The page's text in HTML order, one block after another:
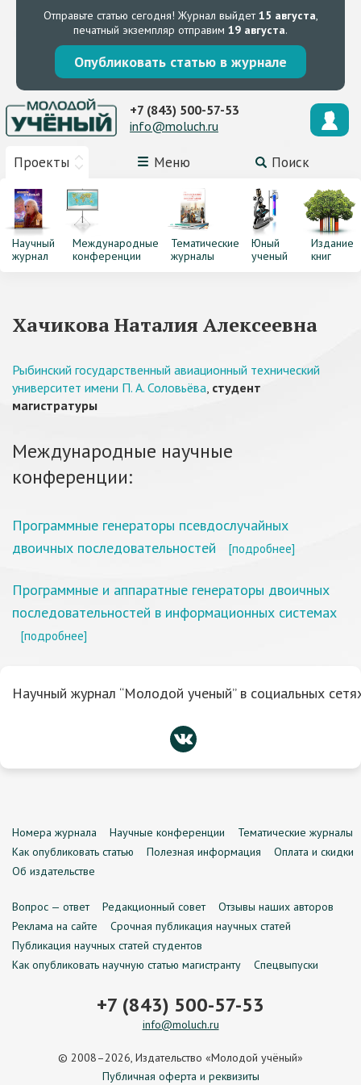
Отправьте статью сегодня! Журнал выйдет15 августа,
печатный экземпляр отправим 19 августа.
Опубликовать статью в журнале
Проекты Меню Поиск
+7 (843) 500-57-53
info@moluch.ru
Научный
журнал
Международные
конференции
Тематические
журналы
Юный
ученый
Издание
книг
Хачикова Наталия Алексеевна
Рыбинский государственный авиационный технический
университет имени П. А. Соловьёва, студент
магистратуры
Международные научные
конференции:
Программные генераторы псевдослучайных
двоичных последовательностей
[подробнее]
Программные и аппаратные генераторы двоичных
последовательностей в информационных системах
[подробнее]
Научный журнал “Молодой ученый” в социальных
Номера журнала Научные конференции
Тематические журналы
Как опубликовать статью
Полезная информация
Оплата и скидки
Об издательстве
Вопрос — ответ Редакционный совет
Отзывы наших авторов
Реклама на сайте
Срочная публикация научных статей
Публикация научных статей студентов
Как опубликовать научную статью магистранту
Спецвыпуски
+7 (843) 500-57-53
info@moluch.ru
© 2008–2026, Издательство «Молодой учёный»
Публичная оферта и реквизиты